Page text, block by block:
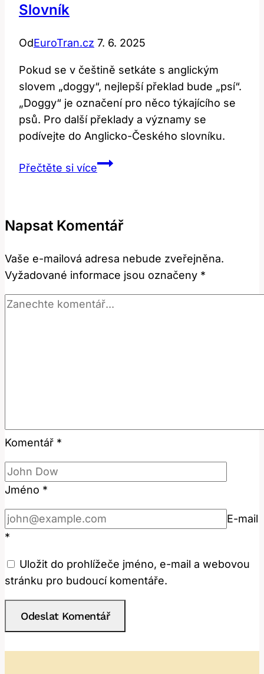
Slovník
OdEuroTran.cz 7. 6. 2025
Pokud se v češtině setkáte s anglickým
slovem „doggy“, nejlepší překlad bude „psí“.
„Doggy“ je označení pro něco týkajícího se
psů. Pro další překlady a významy se
podívejte do Anglicko-Českého slovníku.
Přečtěte si víceDoggy:
Toto
Anglicko-
Český
Slovník
Napsat Komentář
Vaše e-mailová adresa nebude zveřejněna.
Vyžadované informace jsou označeny *
Komentář *
Jméno *
E-mail
*
Uložit do prohlížeče jméno, e-mail a webovou
stránku pro budoucí komentáře.